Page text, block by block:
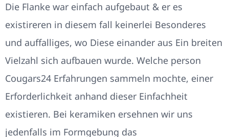
Die Flanke war einfach aufgebaut & er es
existireren in diesem fall keinerlei Besonderes
und auffalliges, wo Diese einander aus Ein breiten
Vielzahl sich aufbauen wurde. Welche person
Cougars24 Erfahrungen sammeln mochte, einer
Erforderlichkeit anhand dieser Einfachheit
existieren. Bei keramiken ersehnen wir uns
jedenfalls im Formgebung das